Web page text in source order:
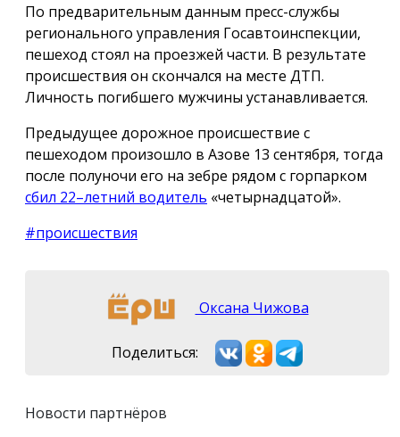
По предварительным данным пресс-службы
регионального управления Госавтоинспекции,
пешеход стоял на проезжей части. В результате
происшествия он скончался на месте ДТП.
Личность погибшего мужчины устанавливается.
Предыдущее дорожное происшествие с
пешеходом произошло в Азове 13 сентября, тогда
после полуночи его на зебре рядом с горпарком
сбил 22–летний водитель «четырнадцатой».
#происшествия
Оксана Чижова
Поделиться:
Новости партнёров